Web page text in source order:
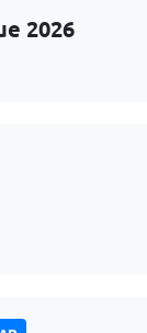
2026